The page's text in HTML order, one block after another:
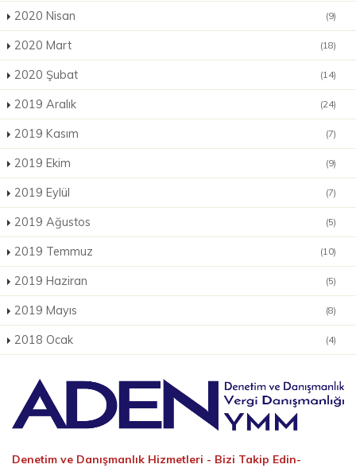
2020 Nisan (9)
2020 Mart (18)
2020 Şubat (14)
2019 Aralık (24)
2019 Kasım (7)
2019 Ekim (9)
2019 Eylül (7)
2019 Ağustos (5)
2019 Temmuz (10)
2019 Haziran (5)
2019 Mayıs (8)
2018 Ocak (4)
Denetim ve Danışmanlık Hizmetleri - Bizi Takip Edin-